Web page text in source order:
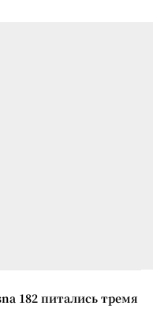
182 питались тремя